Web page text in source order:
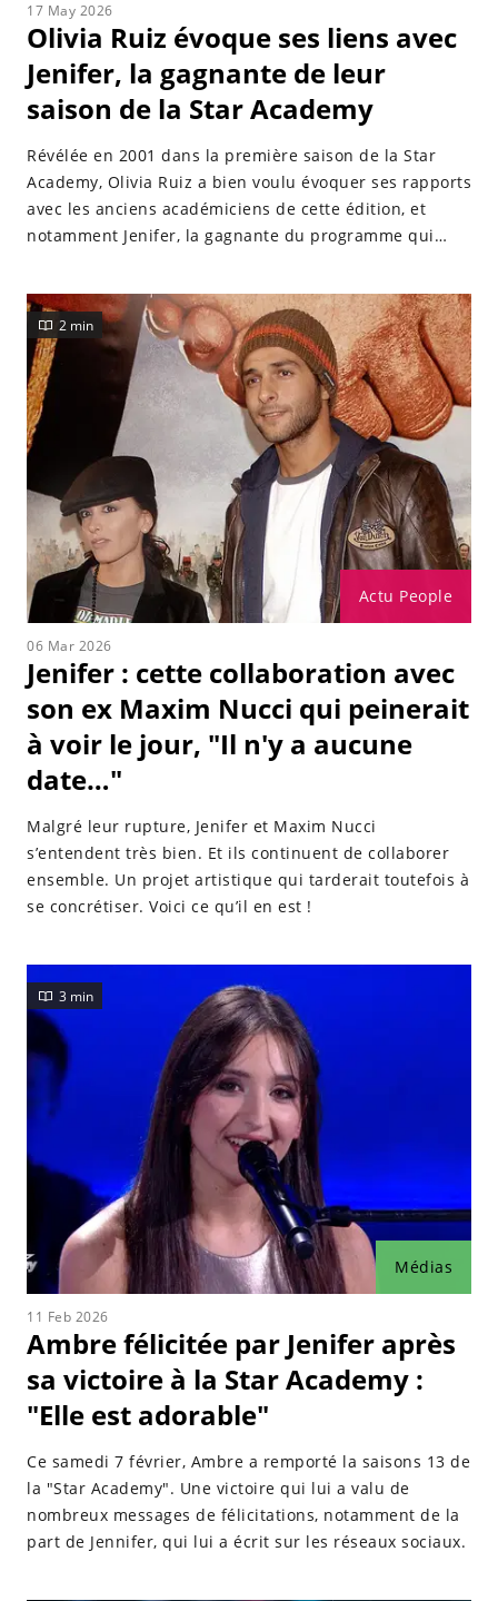
17 May 2026
Olivia Ruiz évoque ses liens avec
Jenifer, la gagnante de leur
saison de la Star Academy
Révélée en 2001 dans la première saison de la Star
Academy, Olivia Ruiz a bien voulu évoquer ses rapports
avec les anciens académiciens de cette édition, et
notamment Jenifer, la gagnante du programme qui
Actu People
2 min
06 Mar 2026
Jenifer : cette collaboration avec
son ex Maxim Nucci qui peinerait
à voir le jour, "Il n'y a aucune
date…"
Malgré leur rupture, Jenifer et Maxim Nucci
s’entendent très bien. Et ils continuent de collaborer
ensemble. Un projet artistique qui tarderait toutefois à
se concrétiser. Voici ce qu’il en est !
Médias
3 min
11 Feb 2026
Ambre félicitée par Jenifer après
sa victoire à la Star Academy :
"Elle est adorable"
Ce samedi 7 février, Ambre a remporté la saisons 13 de
la "Star Academy". Une victoire qui lui a valu de
nombreux messages de félicitations, notamment de la
part de Jennifer, qui lui a écrit sur les réseaux sociaux.